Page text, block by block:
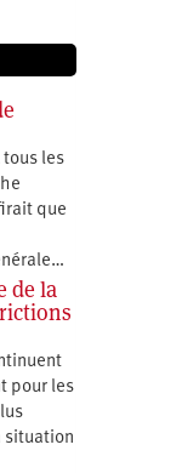
tous les
que
de la
pour les
situation